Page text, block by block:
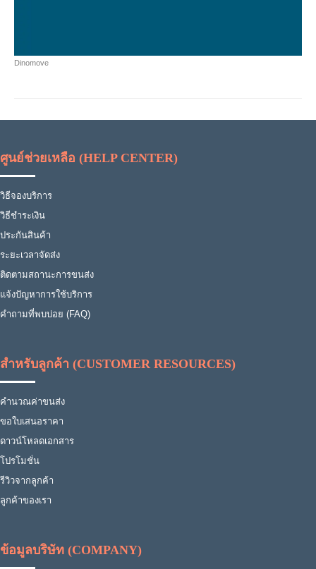
Dinomove
ศูนย์ช่วยเหลือ (HELP CENTER)
วิธีจองบริการ
วิธีชำระเงิน
ประกันสินค้า
ระยะเวลาจัดส่ง
ติดตามสถานะการขนส่ง
แจ้งปัญหาการใช้บริการ
คำถามที่พบบ่อย (FAQ)
สำหรับลูกค้า (CUSTOMER RESOURCES)
คำนวณค่าขนส่ง
ขอใบเสนอราคา
ดาวน์โหลดเอกสาร
โปรโมชั่น
รีวิวจากลูกค้า
ลูกค้าของเรา
ข้อมูลบริษัท (COMPANY)